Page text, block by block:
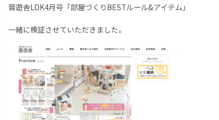
晋遊舎LDK4月号 「部屋づくりBESTルール&アイテム」
一緒に検証させていただきました。